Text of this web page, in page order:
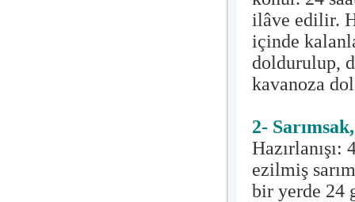
ilâve edilir.
içinde
doldurulup,
kavanoza
2-
Hazırlanışı:
ezilmiş
bir yerde 24